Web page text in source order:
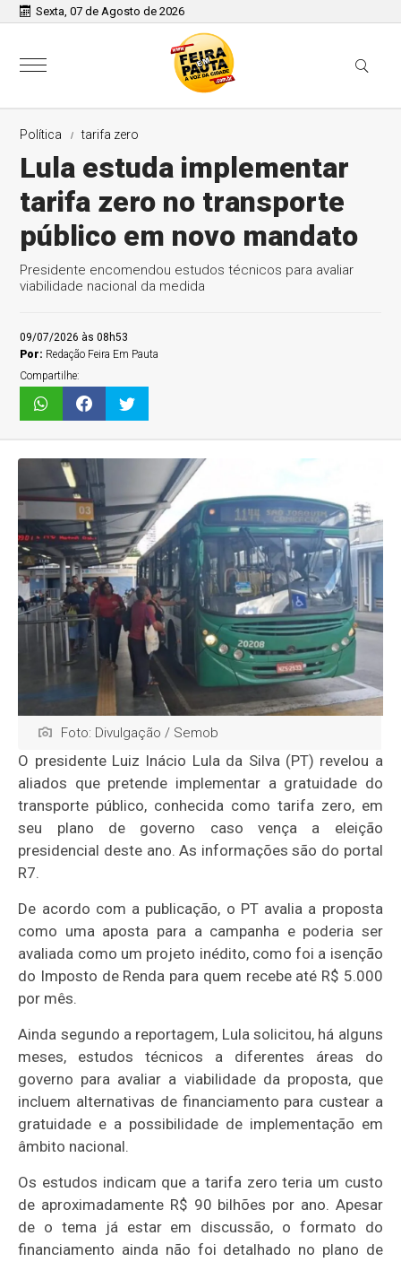
Sexta, 07 de Agosto de 2026
Política tarifa zero
Lula estuda implementar
tarifa zero no transporte
público em novo mandato
Presidente encomendou estudos técnicos para avaliar
viabilidade nacional da medida
09/07/2026 às 08h53
Por: Redação Feira Em Pauta
Compartilhe:
Foto: Divulgação / Semob
O presidente Luiz Inácio Lula da Silva (PT) revelou a
aliados que pretende implementar a gratuidade do
transporte público, conhecida como tarifa zero, em
seu plano de governo caso vença a eleição
presidencial deste ano. As informações são do portal
R7.
De acordo com a publicação, o PT avalia a proposta
como uma aposta para a campanha e poderia ser
avaliada como um projeto inédito, como foi a isenção
do Imposto de Renda para quem recebe até R$ 5.000
por mês.
Ainda segundo a reportagem, Lula solicitou, há alguns
meses, estudos técnicos a diferentes áreas do
governo para avaliar a viabilidade da proposta, que
incluem alternativas de financiamento para custear a
gratuidade e a possibilidade de implementação em
âmbito nacional.
Os estudos indicam que a tarifa zero teria um custo
de aproximadamente R$ 90 bilhões por ano. Apesar
de o tema já estar em discussão, o formato do
financiamento ainda não foi detalhado no plano de